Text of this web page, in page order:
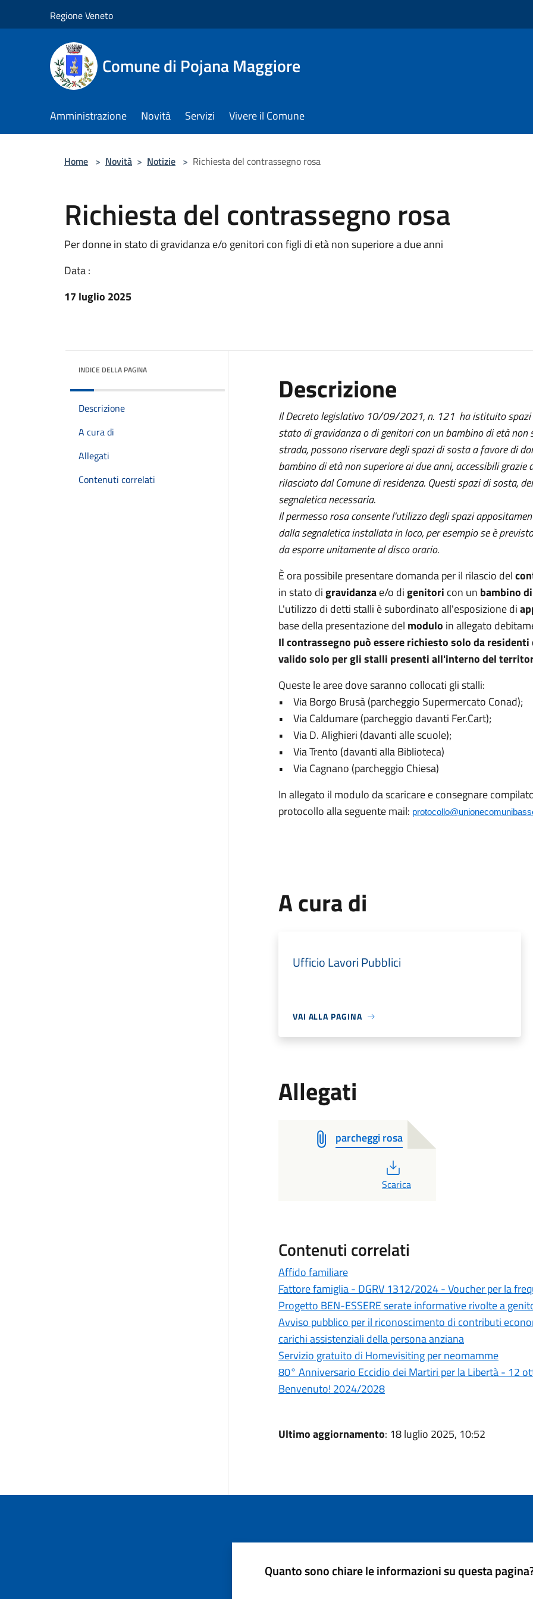
Regione Veneto
Comune di Pojana Maggiore
Amministrazione Novità Servizi Vivere il Comune
Home > Novità > Notizie > Richiesta del contrassegno rosa
Richiesta del contrassegno rosa
Per donne in stato di gravidanza e/o genitori con figli di età non superiore a due anni
Data :
17 luglio 2025
INDICE DELLA PAGINA
Descrizione
A cura di
Allegati
Contenuti correlati
Descrizione
Il Decreto legislativo 10/09/2021, n. 121 ha istituito spazi
stato di gravidanza o di genitori con un bambino di età
strada, possono riservare degli spazi di sosta a favore di
bambino di età non superiore ai due anni, accessibili
rilasciato dal Comune di residenza. Questi spazi di sosta,
segnaletica necessaria.
Il permesso rosa consente l'utilizzo degli spazi
dalla segnaletica installata in loco, per esempio se è
da esporre unitamente al disco orario.
È ora possibile presentare domanda per il rilascio del
in stato digravidanzae/o digenitori con un bambino
L'utilizzo di detti stalli è subordinato all'esposizione di
base della presentazione del modulo in allegato
Il contrassegno può essere richiesto solo da residenti
valido solo per gli stalli presenti all'interno del
Queste le aree dove saranno collocati gli stalli:
• Via Borgo Brusà (parcheggio Supermercato Conad);
• Via Caldumare (parcheggio davanti Fer.Cart);
• Via D. Alighieri (davanti alle scuole);
• Via Trento (davanti alla Biblioteca)
• Via Cagnano (parcheggio Chiesa)
In allegato il modulo da scaricare e consegnare
protocollo alla seguente mail:
A cura di
Ufficio Lavori Pubblici
VAI ALLA PAGINA
Allegati
parcheggi rosa
PDF
Scarica
Contenuti correlati
Affido familiare
Fattore famiglia - DGRV 1312/2024 - Voucher per la
Progetto BEN-ESSERE serate informative rivolte a
Avviso pubblico per il riconoscimento di contributi
carichi assistenziali della persona anziana
Servizio gratuito di Homevisiting per neomamme
80° Anniversario Eccidio dei Martiri per la Libertà - 12
Benvenuto! 2024/2028
Ultimo aggiornamento: 18 luglio 2025, 10:52
Quanto sono chiare le informazioni su questa